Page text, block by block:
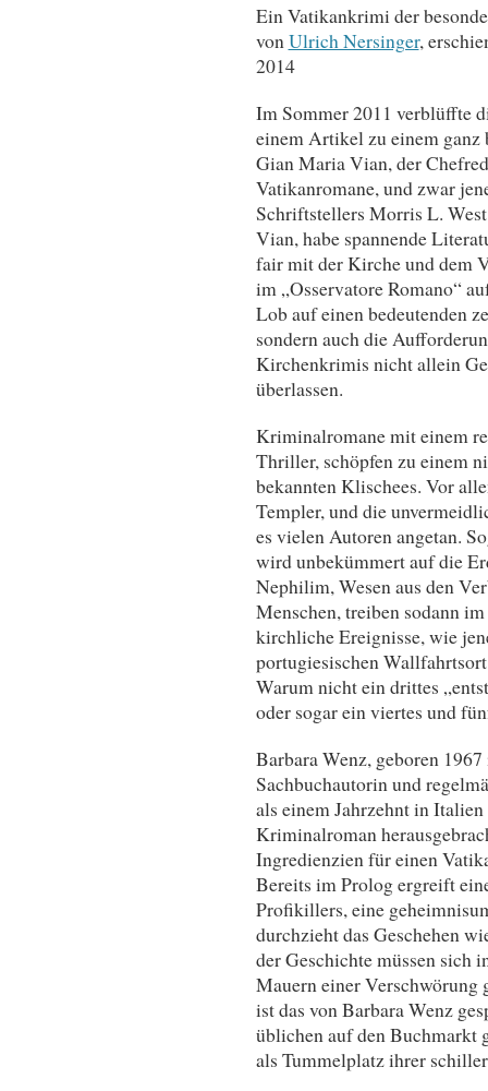
Ein Vatikankrimi der
von Ulrich Nersinger,
2014
Im Sommer 2011 verblüffte
einem Artikel zu einem ganz
Gian Maria Vian, der
Vatikanromane, und zwar
Schriftstellers Morris L.
Vian, habe spannende
fair mit der Kirche und dem
im „Osservatore Romano“
Lob auf einen bedeutenden
sondern auch die
Kirchenkrimis nicht allein
überlassen.
Kriminalromane mit einem
Thriller, schöpfen zu einem
bekannten Klischees. Vor
Templer, und die
es vielen Autoren angetan.
wird unbekümmert auf die
Nephilim, Wesen aus den
Menschen, treiben sodann
kirchliche Ereignisse, wie
portugiesischen
Warum nicht ein drittes
oder sogar ein viertes und
Barbara Wenz, geboren
Sachbuchautorin und
als einem Jahrzehnt in
Kriminalroman
Ingredienzien für einen
Bereits im Prolog ergreift
Profikillers, eine
durchzieht das Geschehen
der Geschichte müssen sich
Mauern einer Verschwörung
ist das von Barbara Wenz
üblichen auf den Buchmarkt
als Tummelplatz ihrer